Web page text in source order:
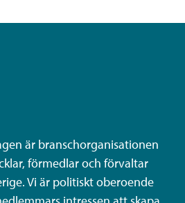
är branschorganisationen
förmedlar och förvaltar
Vi är politiskt oberoende